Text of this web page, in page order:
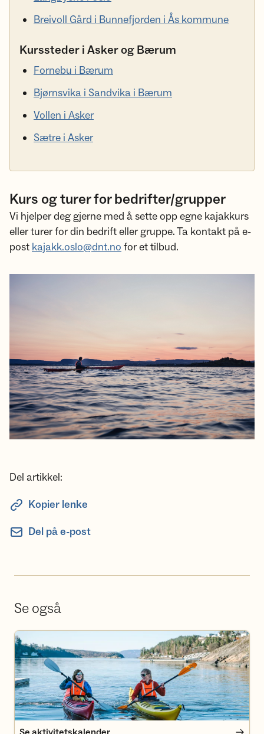
Breivoll Gård i Bunnefjorden i Ås kommune
Kurssteder i Asker og Bærum
Fornebu i Bærum
Bjørnsvika i Sandvika i Bærum
Vollen i Asker
Sætre i Asker
Kurs og turer for bedrifter/grupper
Vi hjelper deg gjerne med å sette opp egne kajakkurs
eller turer for din bedrift eller gruppe. Ta kontakt på e-
post kajakk.oslo@dnt.no for et tilbud.
Del artikkel:
Kopier lenke
Del på e-post
Se også
Se aktivitetskalender